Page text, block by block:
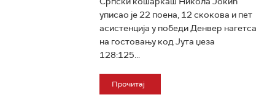
уписао је 22 поена, 12 скокова и пет
асистенција у победи Денвер нагетса
на гостовању код Јута џеза
128:125...
Прочитај